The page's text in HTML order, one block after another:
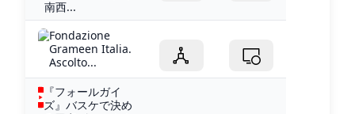
南西...
Fondazione
Grameen Italia.
Ascolto...
『フォールガイ
ズ』バスケで決め